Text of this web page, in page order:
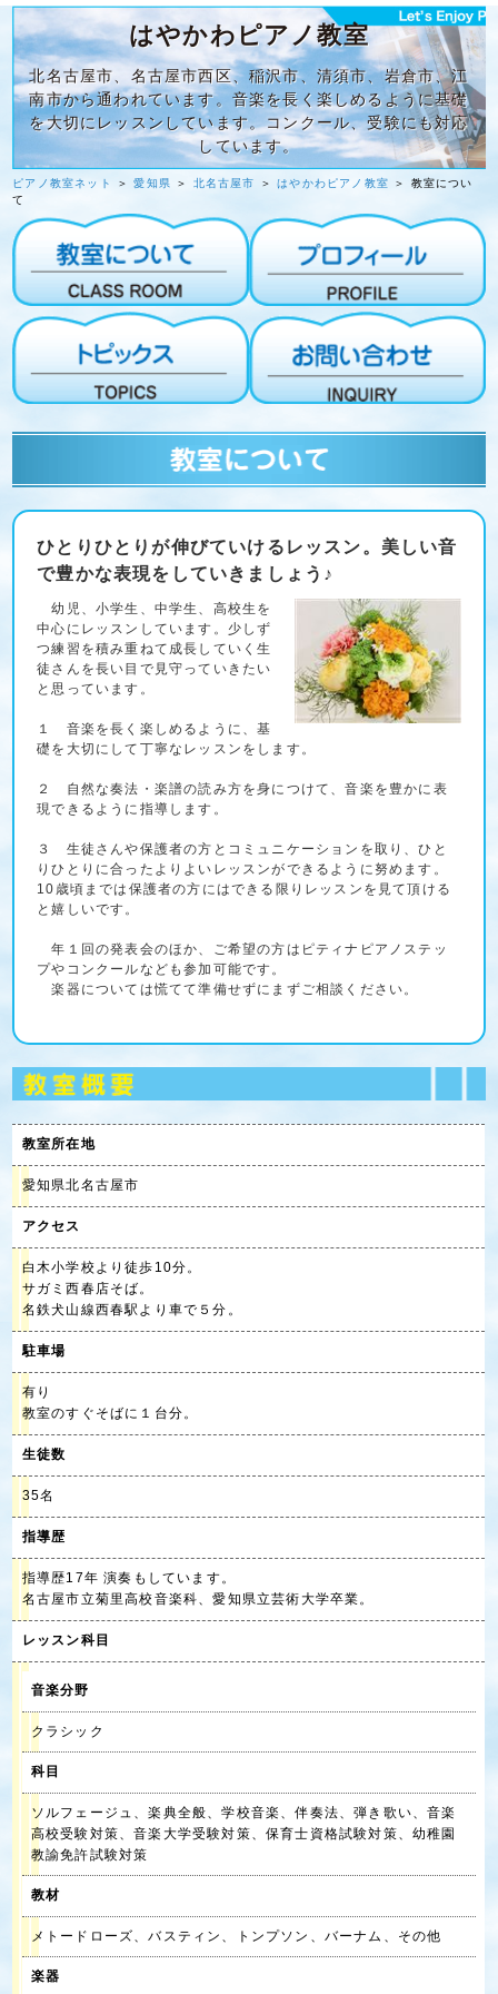
はやかわピアノ教室
北名古屋市、名古屋市西区、稲沢市、清須市、岩倉市、江
南市から通われています。音楽を長く楽しめるように基礎
を大切にレッスンしています。コンクール、受験にも対応
しています。
ピアノ教室ネット ＞愛知県 ＞ 北名古屋市 ＞はやかわピアノ教室 ＞ 教室につい
て
ひとりひとりが伸びていけるレッスン。美しい音
で豊かな表現をしていきましょう♪
幼児、小学生、中学生、高校生を
中心にレッスンしています。少しず
つ練習を積み重ねて成長していく生
徒さんを長い目で見守っていきたい
と思っています。
１ 音楽を長く楽しめるように、基
礎を大切にして丁寧なレッスンをします。
２ 自然な奏法・楽譜の読み方を身につけて、音楽を豊かに表
現できるように指導します。
３ 生徒さんや保護者の方とコミュニケーションを取り、ひと
りひとりに合ったよりよいレッスンができるように努めます。
10歳頃までは保護者の方にはできる限りレッスンを見て頂ける
と嬉しいです。
年１回の発表会のほか、ご希望の方はピティナピアノステッ
プやコンクールなども参加可能です。
楽器については慌てて準備せずにまずご相談ください。
教室所在地
愛知県北名古屋市
アクセス
白木小学校より徒歩10分。
サガミ西春店そば。
名鉄犬山線西春駅より車で５分。
駐車場
有り
教室のすぐそばに１台分。
生徒数
35名
指導歴
指導歴17年 演奏もしています。
名古屋市立菊里高校音楽科、愛知県立芸術大学卒業。
レッスン科目
音楽分野
クラシック
科目
ソルフェージュ、楽典全般、学校音楽、伴奏法、弾き歌い、音楽
高校受験対策、音楽大学受験対策、保育士資格試験対策、幼稚園
教諭免許試験対策
教材
メトードローズ、バスティン、トンプソン、バーナム、その他
楽器